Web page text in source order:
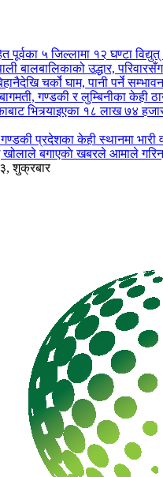
पूर्वका ५ जिल्लामा १२ घण्टा
बालबालिकाको उद्धार,
चर्को घाम, पानी पर्ने
गण्डकी र लुम्बिनीका केही
भित्र्याइएका १८ लाख ७४
प्रदेशका केही स्थानमा भारी
खोलाले बगाएकाे खबरले आमाले
शुक्रबार